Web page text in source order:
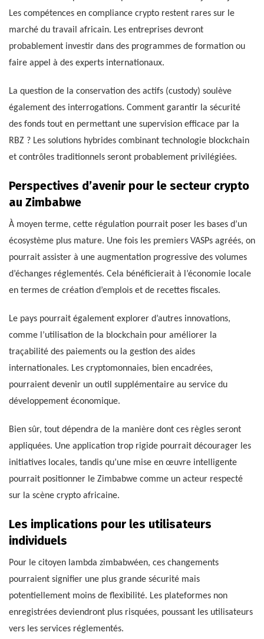
Les compétences en compliance crypto restent rares sur le
marché du travail africain. Les entreprises devront
probablement investir dans des programmes de formation ou
faire appel à des experts internationaux.
La question de la conservation des actifs (custody) soulève
également des interrogations. Comment garantir la sécurité
des fonds tout en permettant une supervision efficace par la
RBZ ? Les solutions hybrides combinant technologie blockchain
et contrôles traditionnels seront probablement privilégiées.
Perspectives d’avenir pour le secteur crypto
au Zimbabwe
À moyen terme, cette régulation pourrait poser les bases d’un
écosystème plus mature. Une fois les premiers VASPs agréés, on
pourrait assister à une augmentation progressive des volumes
d’échanges réglementés. Cela bénéficierait à l’économie locale
en termes de création d’emplois et de recettes fiscales.
Le pays pourrait également explorer d’autres innovations,
comme l’utilisation de la blockchain pour améliorer la
traçabilité des paiements ou la gestion des aides
internationales. Les cryptomonnaies, bien encadrées,
pourraient devenir un outil supplémentaire au service du
développement économique.
Bien sûr, tout dépendra de la manière dont ces règles seront
appliquées. Une application trop rigide pourrait décourager les
initiatives locales, tandis qu’une mise en œuvre intelligente
pourrait positionner le Zimbabwe comme un acteur respecté
sur la scène crypto africaine.
Les implications pour les utilisateurs
individuels
Pour le citoyen lambda zimbabwéen, ces changements
pourraient signifier une plus grande sécurité mais
potentiellement moins de flexibilité. Les plateformes non
enregistrées deviendront plus risquées, poussant les utilisateurs
vers les services réglementés.